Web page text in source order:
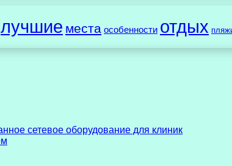
лучшие места особенности отдых